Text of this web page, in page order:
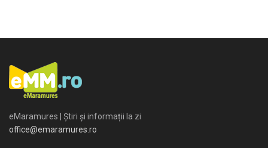
eMaramures | Știri și informații la zi
office@emaramures.ro